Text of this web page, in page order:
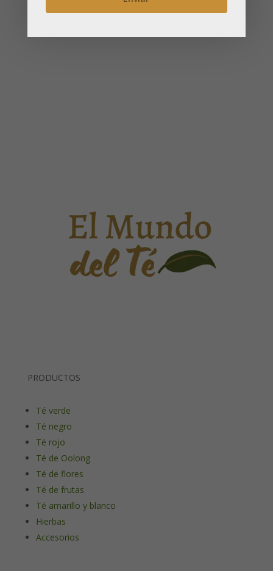
PRODUCTOS
Té verde
Té negro
Té rojo
Té de Oolong
Té de flores
Té de frutas
Té amarillo y blanco
Hierbas
Accesorios